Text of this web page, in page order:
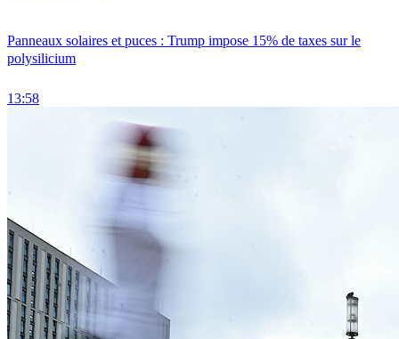
Panneaux solaires et puces : Trump impose 15% de taxes sur le
polysilicium
13:58